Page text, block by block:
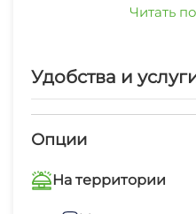
отдохнуть от
комфортабельные
необходимым для
его общая территория,
шедевры
Читать
Удобства и
Опции
На территории